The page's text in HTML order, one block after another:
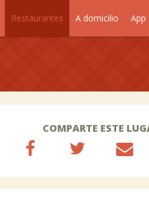
Restaurantes A domicilio App
COMPARTE ESTE